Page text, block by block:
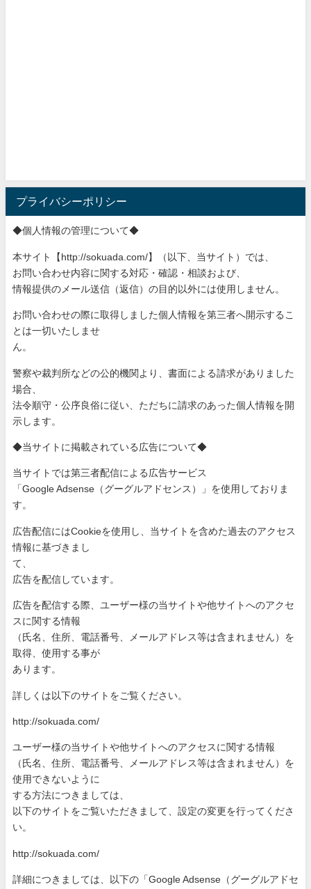
プライバシーポリシー
◆個人情報の管理について◆
本サイト【http://sokuada.com/】（以下、当サイト）では、
お問い合わせ内容に関する対応・確認・相談および、
情報提供のメール送信（返信）の目的以外には使用しません。
お問い合わせの際に取得しました個人情報を第三者へ開示するこ
と は一切いたしませ
ん。
警察や裁判所などの公的機関より、書面による請求がありました
場合、
法令順守・公序良俗に従い、ただちに請求のあった個人情報を開
示します。
◆当サイトに掲載されている広告について◆
当サイトでは第三者配信による広告サービス
「Google Adsense（グーグルアドセンス）」を使用しておりま
す。
広告配信にはCookieを使用し、当サイトを含めた過去のアクセス
情報に基づきまし
て、
広告を配信しています。
広告を配信する際、ユーザー様の当サイトや他サイトへのアクセ
スに関する情報
（氏名、住所、電話番号、メールアドレス等は含まれません）を
取得、使用する事が
あります。
詳しくは以下のサイトをご覧ください。
http://sokuada.com/
ユーザー様の当サイトや他サイトへのアクセスに関する情報
（氏名、住所、電話番号、メールアドレス等は含まれません）を
使用できないように
する方法につきましては、
以下のサイトをご覧いただきまして、設定の変更を行ってくださ
い。
http://sokuada.com/
詳細につきましては、以下の「Google Adsense（グーグルアドセ